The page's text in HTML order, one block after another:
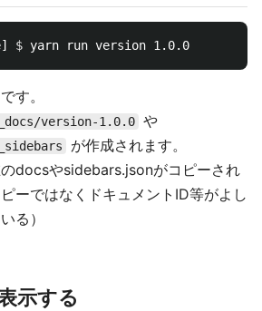
$
す。
version-1.0.0 や
が作成されます。
docsやsidebars.jsonがコピーされ
ーではなくドキュメントID等がよし
る）
示する